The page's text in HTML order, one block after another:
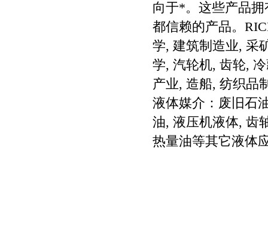
向于*。这些产品
都信赖的产品。
学, 建筑制造业, 采
学, 汽轮机, 齿轮,
产业, 造船, 纺织品
液体媒介：废旧石
油, 液压机液体, 齿
热量油等其它液体